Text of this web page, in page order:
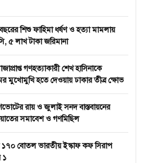
শিশু ফাহিমা ধর্ষণ ও হত্যা মামলায়
৫ লাখ টাকা জরিমানা
গণহত্যাকারী শেখ হাসিনাকে
মুখোমুখি হতে দেওয়ায় ঢাকার তীব্র ক্ষোভ
রায় ও জুলাই সনদ বাস্তবায়নের
সমাবেশ ও গণমিছিল
১৭০ বোতল ভারতীয় ইস্কাফ কফ সিরাপ
১